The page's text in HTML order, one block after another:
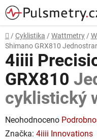
Přejít
na
obsah
Domů
/ Cyklistika / Wattmetry /
Shimano GRX810
4iiii
GRX810
cyklistický
Průměrné
hodnocení
Neohodnoceno
Značka: 4iiii Innovations